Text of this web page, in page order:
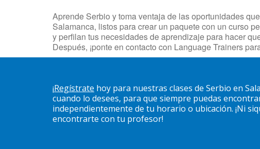
Aprende Serbio y toma ventaja de las oportunidades
Salamanca, listos para crear un paquete con un curso
y perfilan tus necesidades de aprendizaje para hacer
Después, ¡ponte en contacto con Language Trainers
¡Regístrate hoy para nuestras clases de Serbio en
cuando lo desees, para que siempre puedas
independientemente de tu horario o ubicación. ¡Ni
encontrarte con tu profesor!